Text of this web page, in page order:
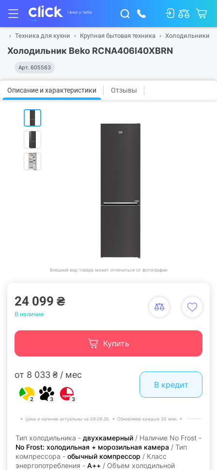
Техника для кухни Крупная бытовая техника Холодильники
Холодильник Beko RCNA406I40XBRN
Арт. 605563
Описание и характеристики Отзывы
Внешний вид товара может отличаться от фотографии
24 099 ₴
В наличии
Купить
от 8 033 ₴ / мес
2 3 3
В кредит
Цена и наличие актуальны на 09.08.26. Обновляем каждые 30 мин.
Тип холодильника - двухкамерный / Наличие No Frost -
No Frost: холодильная + морозильная камера / Тип
компрессора - обычный компрессор / Класс
энергопотребления - A++ / Объем холодильной